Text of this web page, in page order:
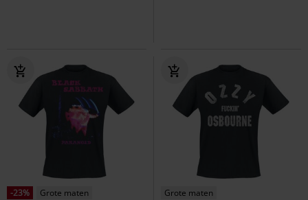
-23%
Grote maten
Grote maten